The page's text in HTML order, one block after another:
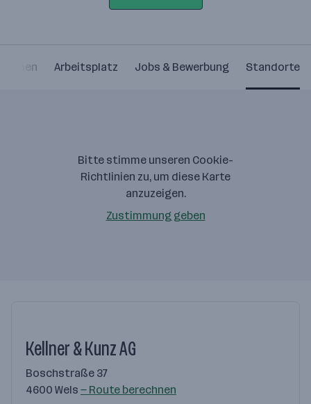
Arbeitsplatz Jobs & Bewerbung Standorte
Bitte stimme unseren Cookie-
Richtlinien zu, um diese Karte
anzuzeigen.
Zustimmung geben
Kellner & Kunz AG
Boschstraße 37
4600 Wels — Route berechnen